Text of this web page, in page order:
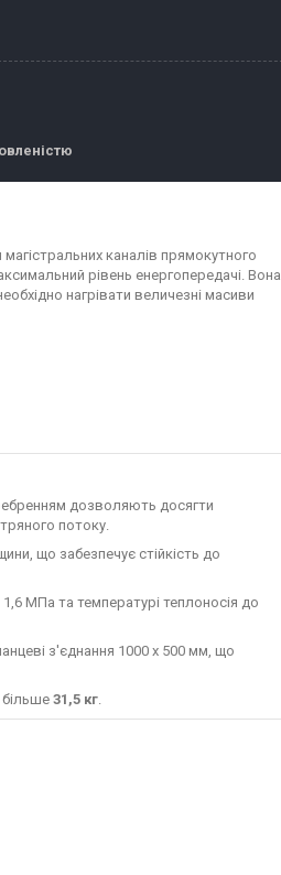
каналів прямокутного
рівень енергопередачі. Вона
нагрівати величезні масиви
дозволяють досягти
потоку.
що забезпечує стійкість до
МПа та температурі теплоносія до
з'єднання 1000 х 500 мм, що
більше31,5 кг